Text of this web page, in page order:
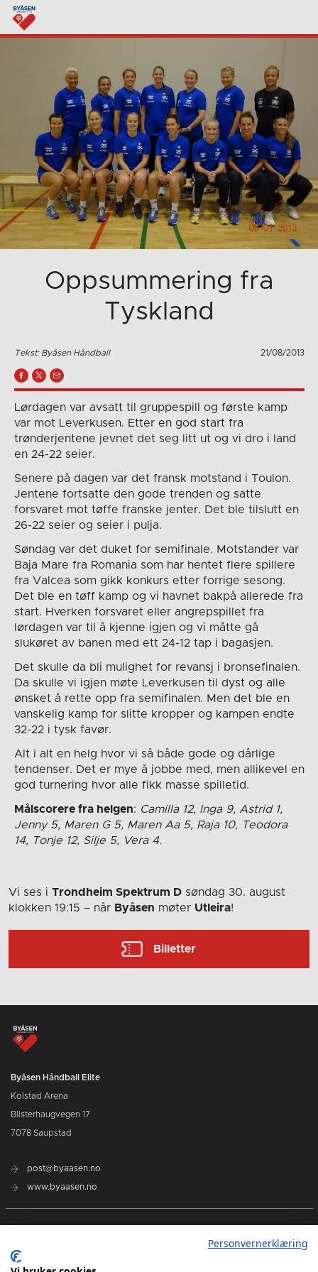
Oppsummering fra
Tyskland
Tekst: Byåsen Håndball 21/08/2013
Lørdagen var avsatt til gruppespill og første kamp
var mot Leverkusen. Etter en god start fra
trønderjentene jevnet det seg litt ut og vi dro i land
en 24-22 seier.
Senere på dagen var det fransk motstand i Toulon.
Jentene fortsatte den gode trenden og satte
forsvaret mot tøffe franske jenter. Det ble tilslutt en
26-22 seier og seier i pulja.
Søndag var det duket for semifinale. Motstander var
Baja Mare fra Romania som har hentet flere spillere
fra Valcea som gikk konkurs etter forrige sesong.
Det ble en tøff kamp og vi havnet bakpå allerede fra
start. Hverken forsvaret eller angrepspillet fra
lørdagen var til å kjenne igjen og vi måtte gå
slukøret av banen med ett 24-12 tap i bagasjen.
Det skulle da bli mulighet for revansj i bronsefinalen.
Da skulle vi igjen møte Leverkusen til dyst og alle
ønsket å rette opp fra semifinalen. Men det ble en
vanskelig kamp for slitte kropper og kampen endte
32-22 i tysk favør.
Alt i alt en helg hvor vi så både gode og dårlige
tendenser. Det er mye å jobbe med, men allikevel en
god turnering hvor alle fikk masse spilletid.
Målscorere fra helgen: Camilla 12, Inga 9, Astrid 1,
Jenny 5, Maren G 5, Maren Aa 5, Raja 10, Teodora
14, Tonje 12, Silje 5, Vera 4.
Vi ses i Trondheim Spektrum D søndag 30. august
klokken 19:15 – når Byåsen møter Utleira!
Billetter
Byåsen Håndball Elite
Kolstad Arena
Blisterhaugvegen 17
7078 Saupstad
post@byaasen.no
www.byaasen.no
Kommende kamper
Personvernerklæring